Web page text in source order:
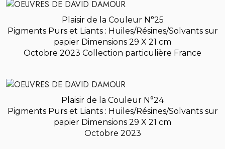
Plaisir de la Couleur N°25
Pigments Purs et Liants : Huiles/Résines/Solvants sur
papier Dimensions 29 X 21 cm
Octobre 2023 Collection particulière France
Plaisir de la Couleur N°24
Pigments Purs et Liants : Huiles/Résines/Solvants sur
papier Dimensions 29 X 21 cm
Octobre 2023